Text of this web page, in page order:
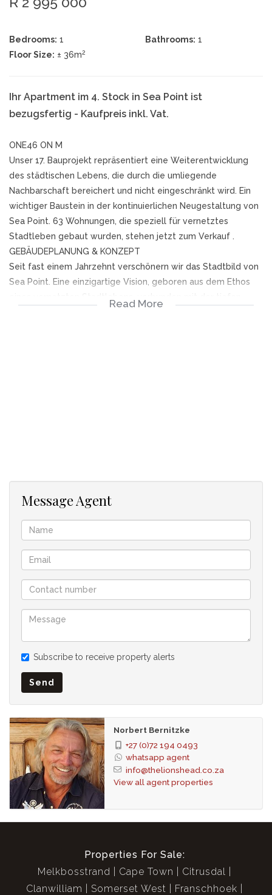
Bedrooms: 1 Bathrooms: 1
Floor Size: ± 36m2
Ihr Apartment im 4. Stock in Sea Point ist
bezugsfertig - Kaufpreis inkl. Vat.
ONE46 ON M
Unser 17. Bauprojekt repräsentiert eine Weiterentwicklung
des städtischen Lebens, die durch die umliegende
Nachbarschaft bereichert und nicht eingeschränkt wird. Ein
wichtiger Baustein in der kontinuierlichen Neugestaltung von
Sea Point. 63 Wohnungen, die speziell für vernetztes
Stadtleben gebaut wurden, stehen jetzt zum Verkauf .
GEBÄUDEPLANUNG & KONZEPT
Seit fast einem Jahrzehnt verschönern wir das Stadtbild von
Sea Point. Eine einzigartige Vision, geboren aus dem Ethos
– das Gefühl, Teil von etwas Größerem zu sein. Etwas
Lebendiges und Lebendiges, mit einem Gefühl der
Zugehörigkeit.
ONE46 ON M steht für ein urbanes Leben, wenn wir uns
verbinden.
MERKMALE:
Umfassendes, intelligentes Design mit platzsparender
Tischlerei
Dezente Schlichtheit für maximale Raum- und Lichtnutzung
Gemeinschaftspoolterrasse mit Berg- und Meerblick sowie
Grillmöglichkeiten
24-Stunden-Sicherheitsdienst und Concierge
Restaurants und Einkaufserlebnisse vor Ort
Wäscherei vor Ort
Haustierfreundlich
Glasfaserfähig
Einrichtungen für Gebäudepersonal
Generator für Gemeinschaftsräume
TOP- LAGE
Bewohnern, Geschäften und der Natur. Schimmernde Lichter
und urbanes Treiben verbinden sich mit einer Küste von rauer
Schönheit, während opulente, erstklassige Restaurants und
Read More
Message Agent
Subscribe to receive property alerts
Send
Norbert Bernitzke
+27 (0)72 194 0493
whatsapp agent
info@thelionshead.co.za
View all agent properties
Properties For Sale:
Melkbosstrand
Cape Town
Citrusdal
Clanwilliam
Somerset West Franschhoek